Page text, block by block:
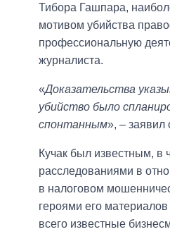
Тибора Гашпара,
мотивом убийства
профессиональную
журналиста.
«Доказательства
убийство было
спонтанным», – заявил
Кучак был известным, в
расследованиями в
в налоговом
героями его
всего известные